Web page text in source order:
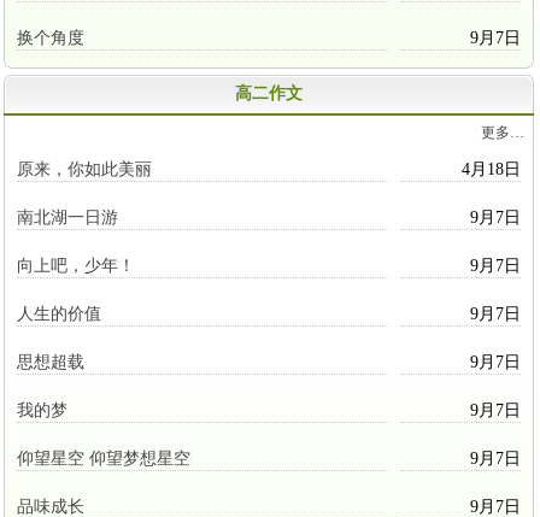
换个角度 9月7日
高二作文
更多…
原来，你如此美丽 4月18日
南北湖一日游 9月7日
向上吧，少年！ 9月7日
人生的价值 9月7日
思想超载 9月7日
我的梦 9月7日
仰望星空 仰望梦想星空 9月7日
品味成长 9月7日